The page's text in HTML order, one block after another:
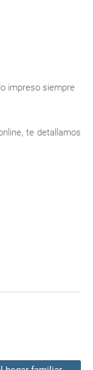
impreso siempre
te detallamos